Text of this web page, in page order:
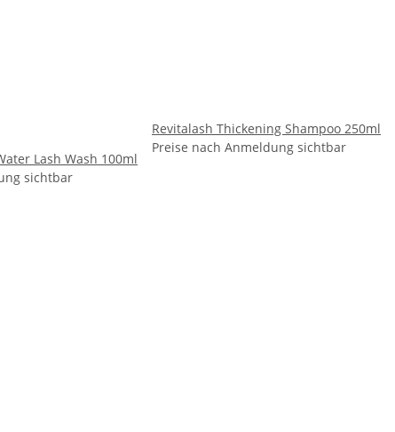
Lash Wash 100ml
sichtbar
Revitalash Thickening Shampoo 250ml
Preise nach Anmeldung sichtbar